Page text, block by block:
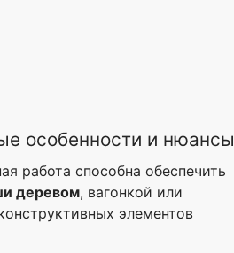
особенности и нюансы
работа способна обеспечить
деревом, вагонкой или
элементов